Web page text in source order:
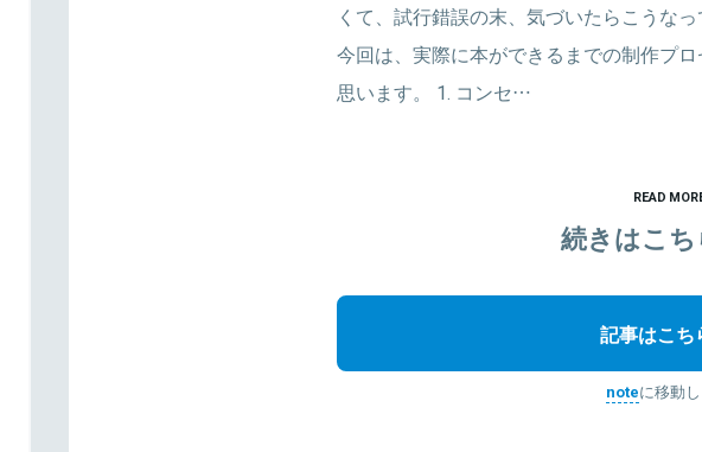
くて、試行錯誤の末、気づいたらこうな
今回は、実際に本ができるまでの制作プ
思います。 1. コンセ…
READ
続きはこ
記事はこち
noteに移動